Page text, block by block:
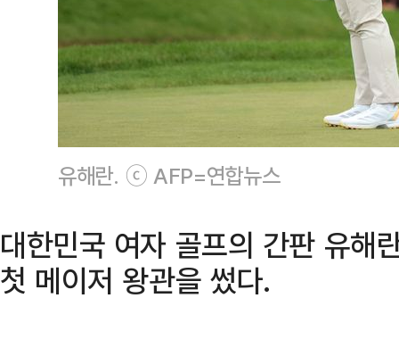
유해란. ⓒ AFP=연합뉴스
대한민국 여자 골프의 간판 유해
첫 메이저 왕관을 썼다.